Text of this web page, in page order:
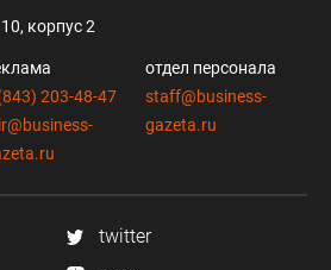
корпус 2
203-48-47
отдел персонала
staff@business-
gazeta.ru
twitter